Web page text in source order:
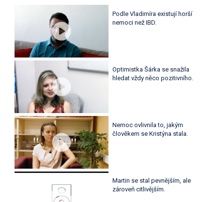
Podle Vladimíra existují horší
nemoci než IBD.
Optimistka Šárka se snažila
hledat vždy něco pozitivního.
Nemoc ovlivnila to, jakým
člověkem se Kristýna stala.
Martin se stal pevnějším, ale
zároveň citlivějším.